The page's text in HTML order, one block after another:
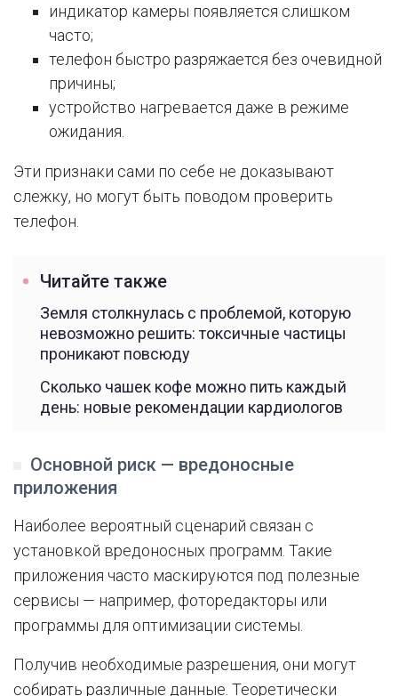
индикатор камеры появляется слишком
часто;
телефон быстро разряжается без очевидной
причины;
устройство нагревается даже в режиме
ожидания.
Эти признаки сами по себе не доказывают
слежку, но могут быть поводом проверить
телефон.
Читайте также
Земля столкнулась с проблемой, которую
невозможно решить: токсичные частицы
проникают повсюду
Сколько чашек кофе можно пить каждый
день: новые рекомендации кардиологов
Основной риск — вредоносные
приложения
Наиболее вероятный сценарий связан с
установкой вредоносных программ. Такие
приложения часто маскируются под полезные
сервисы — например, фоторедакторы или
программы для оптимизации системы.
Получив необходимые разрешения, они могут
собирать различные данные. Теоретически